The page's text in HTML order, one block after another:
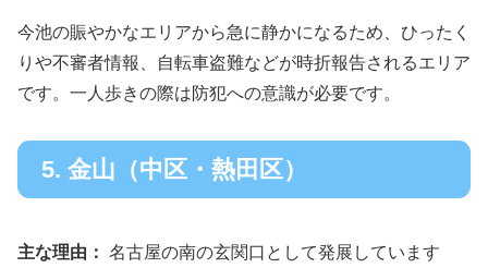
今池の賑やかなエリアから急に静かになるため、ひったく
りや不審者情報、自転車盗難などが時折報告されるエリア
です。一人歩きの際は防犯への意識が必要です。
5. 金山（中区・熱田区）
主な理由： 名古屋の南の玄関口として発展しています